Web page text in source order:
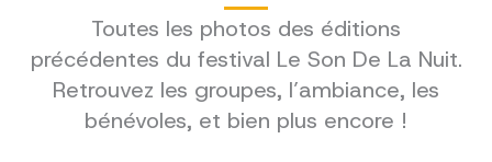
Toutes les photos des éditions
précédentes du festival Le Son De La Nuit.
Retrouvez les groupes, l’ambiance, les
bénévoles, et bien plus encore !